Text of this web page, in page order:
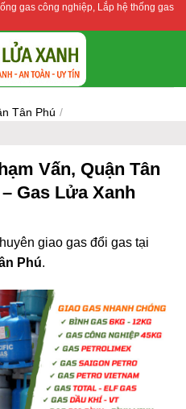
gas công nghiệp, Lắp hệ thống gas
Tân Phú /
Vấn, Quận Tân
Gas Lửa Xanh
giao gas đổi gas tại
Phú.